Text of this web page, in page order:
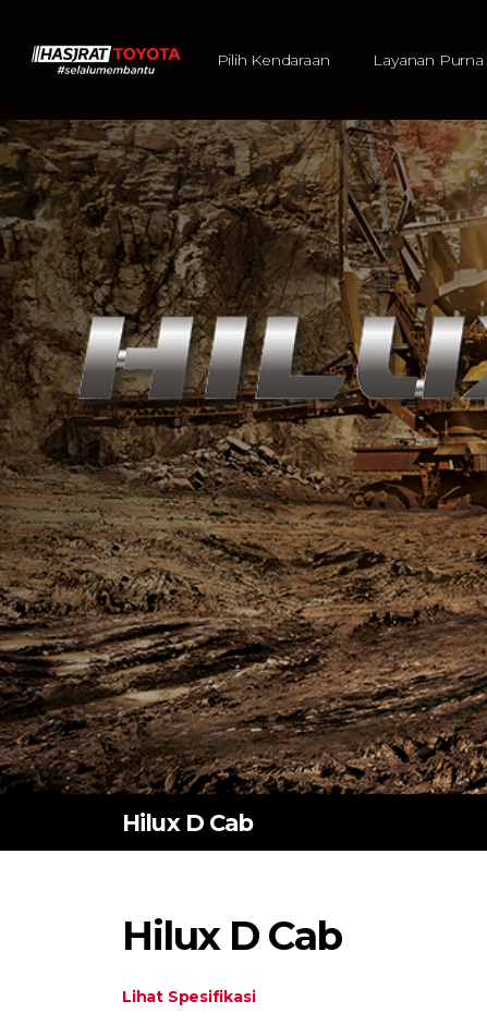
Pilih Kendaraan Layanan Purna
Hilux D Cab
Hilux D Cab
Lihat Spesifikasi